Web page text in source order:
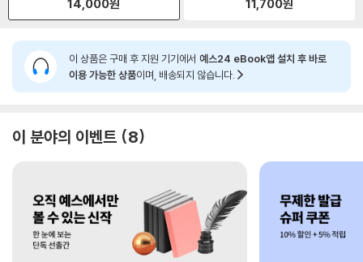
14,000원 11,700원
이 상품은 구매 후 지원 기기에서 예스24 eBook앱 설치 후 바로
이용 가능한 상품이며, 배송되지 않습니다.
이 분야의 이벤트 8